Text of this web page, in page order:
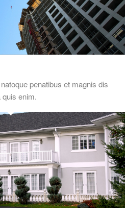
penatibus et magnis dis
enim.